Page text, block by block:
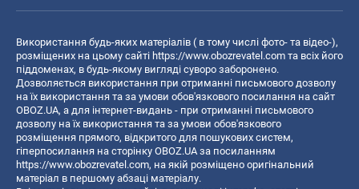
Використання будь-яких матеріалів ( в тому числі фото- та відео-),
розміщених на цьому сайті https://www.obozrevatel.com та всіх його
піддоменах, в будь-якому вигляді суворо заборонено.
Дозволяється використання при отриманні письмового дозволу
на їх використання та за умови обов'язкового посилання на сайт
OBOZ.UA, а для інтернет-видань - при отриманні письмового
дозволу на їх використання та за умови обов'язкового
розміщення прямого, відкритого для пошукових систем,
гіперпосилання на сторінку OBOZ.UA за посиланням
https://www.obozrevatel.com, на якій розміщено оригінальний
матеріал в першому абзаці матеріалу.